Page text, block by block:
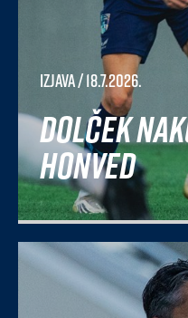
Izjava/ 18.7.2026.
Dolček
Honved